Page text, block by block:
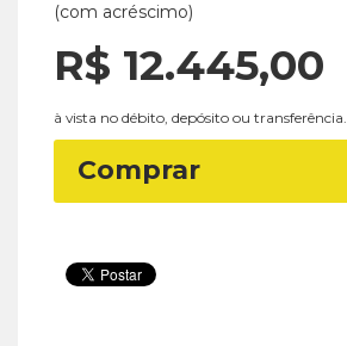
(com acréscimo)
R$ 12.445,00
à vista no débito, depósito ou transferência.
Comprar